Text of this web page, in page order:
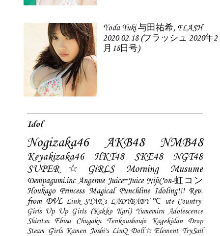
Yoda Yuki 与田祐希, FLASH
2020.02.18 (フラッシュ 2020年2
月18日号)
Idol
Nogizaka46 AKB48 NMB48
Keyakizaka46 HKT48 SKE48
NGT48
SUPER☆GiRLS
Morning Musume
Dempagumi.inc Angerme Juice=Juice NijiCon-虹コン
Houkago Princess Magical Punchline Idoling!!! Rev.
from DVL Link STAR`s LADYBABY ℃-ute Country
Girls Up Up Girls (Kakko Kari) Yumemiru Adolescence
Shiritsu Ebisu Chugaku
Tenkoushoujo Kagekidan
Drop
Steam Girls Kamen Joshi's LinQ Doll☆Element TrySail